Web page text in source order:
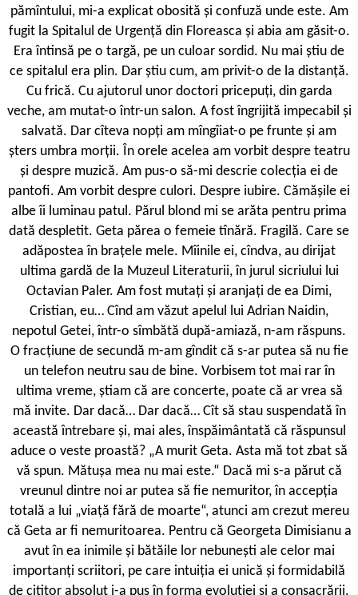
pămîntului, mi-a explicat obosită și confuză unde este. Am
fugit la Spitalul de Urgență din Floreasca și abia am găsit-o.
Era întinsă pe o targă, pe un culoar sordid. Nu mai știu de
ce spitalul era plin. Dar știu cum, am privit-o de la distanță.
Cu frică. Cu ajutorul unor doctori pricepuți, din garda
veche, am mutat-o într-un salon. A fost îngrijită impecabil și
salvată. Dar cîteva nopți am mîngîiat-o pe frunte și am
șters umbra morții. În orele acelea am vorbit despre teatru
și despre muzică. Am pus-o să-mi descrie colecția ei de
pantofi. Am vorbit despre culori. Despre iubire. Cămășile ei
albe îi luminau patul. Părul blond mi se arăta pentru prima
dată despletit. Geta părea o femeie tînără. Fragilă. Care se
adăpostea în brațele mele. Mîinile ei, cîndva, au dirijat
ultima gardă de la Muzeul Literaturii, în jurul sicriului lui
Octavian Paler. Am fost mutați și aranjați de ea Dimi,
Cristian, eu… Cînd am văzut apelul lui Adrian Naidin,
nepotul Getei, într-o sîmbătă după-amiază, n-am răspuns.
O fracțiune de secundă m-am gîndit că s-ar putea să nu fie
un telefon neutru sau de bine. Vorbisem tot mai rar în
ultima vreme, știam că are concerte, poate că ar vrea să
mă invite. Dar dacă… Dar dacă… Cît să stau suspendată în
această întrebare și, mai ales, înspăimântată că răspunsul
aduce o veste proastă? „A murit Geta. Asta mă tot zbat să
vă spun. Mătușa mea nu mai este.“ Dacă mi s-a părut că
vreunul dintre noi ar putea să fie nemuritor, în accepția
totală a lui „viață fără de moarte“, atunci am crezut mereu
că Geta ar fi nemuritoarea. Pentru că Georgeta Dimisianu a
avut în ea inimile și bătăile lor nebunești ale celor mai
importanți scriitori, pe care intuiția ei unică și formidabilă
de cititor absolut i-a pus în forma evoluției și a consacrării.